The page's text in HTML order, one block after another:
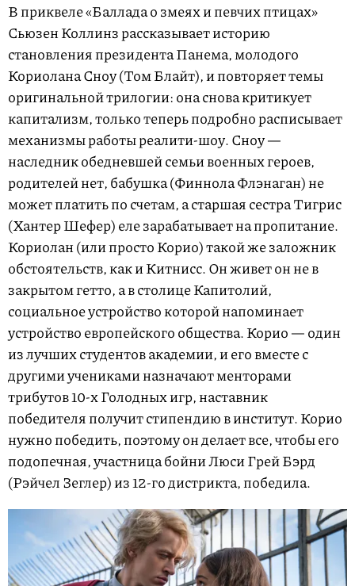
В приквеле «Баллада о змеях и певчих птицах»
Сьюзен Коллинз рассказывает историю
становления президента Панема, молодого
Кориолана Сноу (Том Блайт), и повторяет темы
оригинальной трилогии: она снова критикует
капитализм, только теперь подробно расписывает
механизмы работы реалити-шоу. Сноу —
наследник обедневшей семьи военных героев,
родителей нет, бабушка (Финнола Флэнаган) не
может платить по счетам, а старшая сестра Тигрис
(Хантер Шефер) еле зарабатывает на пропитание.
Кориолан (или просто Корио) такой же заложник
обстоятельств, как и Китнисс. Он живет он не в
закрытом гетто, а в столице Капитолий,
социальное устройство которой напоминает
устройство европейского общества. Корио — один
из лучших студентов академии, и его вместе с
другими учениками назначают менторами
трибутов 10-х Голодных игр, наставник
победителя получит стипендию в институт. Корио
нужно победить, поэтому он делает все, чтобы его
подопечная, участница бойни Люси Грей Бэрд
(Рэйчел Зеглер) из 12-го дистрикта, победила.